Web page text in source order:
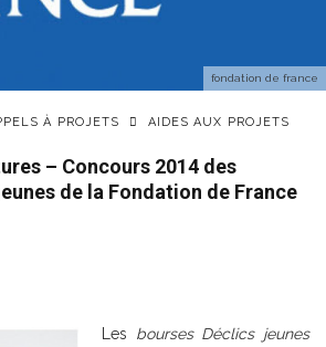
fondation de france
À PROJETS AIDES AUX PROJETS
– Concours 2014 des
de la Fondation de France
Les bourses Déclics jeunes